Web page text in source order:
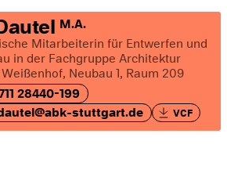
M.A.
Mitarbeiterin für Entwerfen und
in der Fachgruppe Architektur
Neubau 1, Raum 209
28440-199
stuttgart.de
VCF